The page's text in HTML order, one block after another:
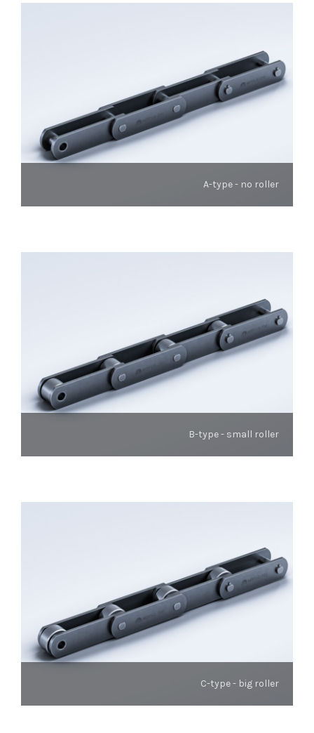
A-type - no roller
B-type - small roller
C-type - big roller